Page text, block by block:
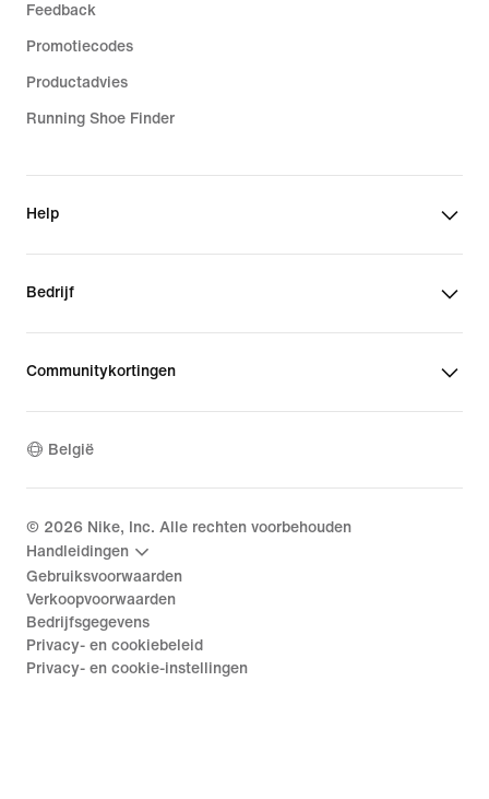
Feedback
Promotiecodes
Productadvies
Running Shoe Finder
Help
Bedrijf
Communitykortingen
België
© 2026 Nike, Inc. Alle rechten voorbehouden
Handleidingen
Gebruiksvoorwaarden
Verkoopvoorwaarden
Bedrijfsgegevens
Privacy- en cookiebeleid
Privacy- en cookie-instellingen